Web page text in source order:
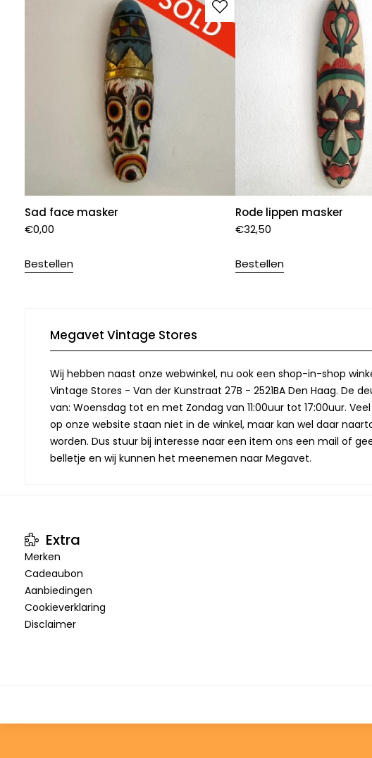
Sad face masker
€0,00
Bestellen
Rode lippen masker
€32,50
Bestellen
Megavet Vintage Stores
Wij hebben naast onze webwinkel, nu ook een shop-in-shop
Vintage Stores - Van der Kunstraat 27B - 2521BA Den Haag. De
van: Woensdag tot en met Zondag van 11:00uur tot 17:00uur.
op onze website staan niet in de winkel, maar kan wel daar
worden. Dus stuur bij interesse naar een item ons een mail of
belletje en wij kunnen het meenemen naar Megavet.
Extra
Merken
Cadeaubon
Aanbiedingen
Cookieverklaring
Disclaimer